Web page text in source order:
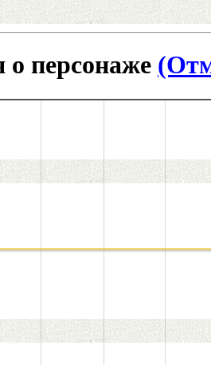
персонаже